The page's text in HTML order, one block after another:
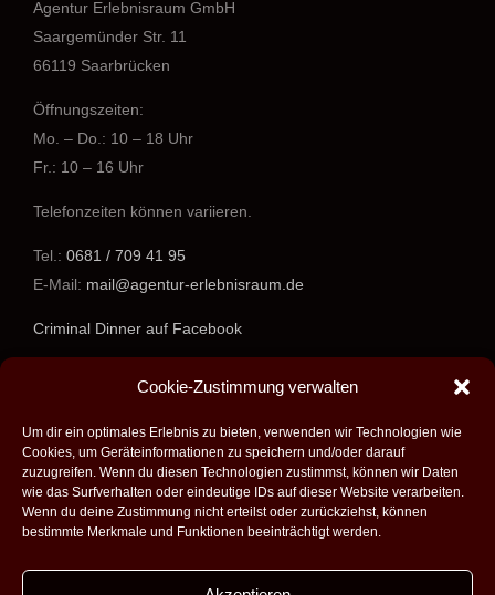
Cookie-Zustimmung verwalten
Um dir ein optimales Erlebnis zu bieten, verwenden wir Technologien wie
Cookies, um Geräteinformationen zu speichern und/oder darauf
zuzugreifen. Wenn du diesen Technologien zustimmst, können wir Daten
wie das Surfverhalten oder eindeutige IDs auf dieser Website verarbeiten.
Wenn du deine Zustimmung nicht erteilst oder zurückziehst, können
bestimmte Merkmale und Funktionen beeinträchtigt werden.
Agentur Erlebnisraum GmbH
Saargemünder Str. 11
66119 Saarbrücken
Öffnungszeiten:
Mo. – Do.: 10 – 18 Uhr
Fr.: 10 – 16 Uhr
Telefonzeiten können variieren.
Tel.: 0681 / 709 41 95
E-Mail: mail@agentur-erlebnisraum.de
Criminal Dinner auf Facebook